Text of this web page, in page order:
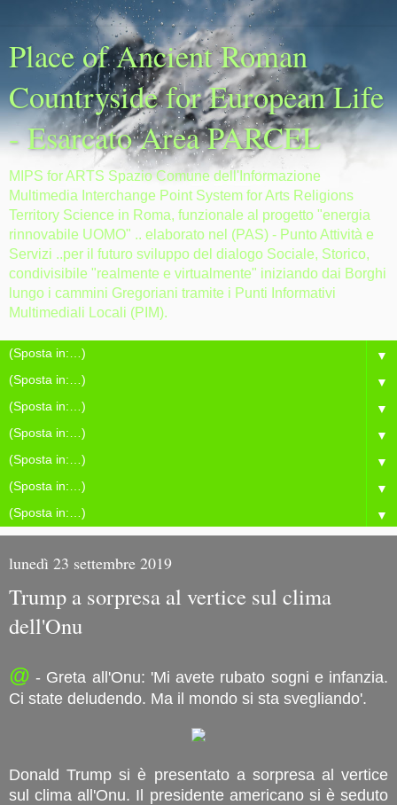
Place of Ancient Roman
Countryside for European Life
- Esarcato Area PARCEL
MIPS for ARTS Spazio Comune dell'Informazione
Multimedia Interchange Point System for Arts Religions
Territory Science in Roma, funzionale al progetto "energia
rinnovabile UOMO" .. elaborato nel (PAS) - Punto Attività e
Servizi ..per il futuro sviluppo del dialogo Sociale, Storico,
condivisibile "realmente e virtualmente" iniziando dai Borghi
lungo i cammini Gregoriani tramite i Punti Informativi
Multimediali Locali (PIM).
▼
▼
▼
▼
▼
▼
▼
lunedì 23 settembre 2019
Trump a sorpresa al vertice sul clima
dell'Onu
@ - Greta all'Onu: 'Mi avete rubato sogni e infanzia.
Ci state deludendo. Ma il mondo si sta svegliando'.
Donald Trump si è presentato a sorpresa al vertice
sul clima all'Onu. Il presidente americano si è seduto